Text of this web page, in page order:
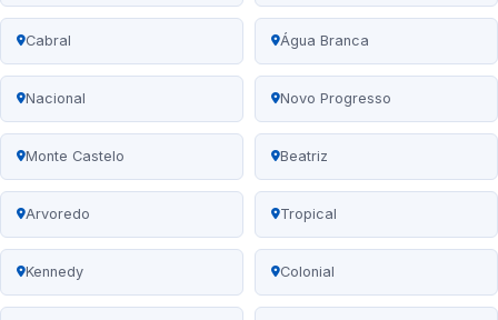
Cabral Água Branca
Nacional Novo Progresso
Monte Castelo Beatriz
Arvoredo Tropical
Kennedy Colonial